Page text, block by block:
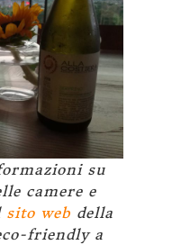
su
camere e
sito web della
friendly a